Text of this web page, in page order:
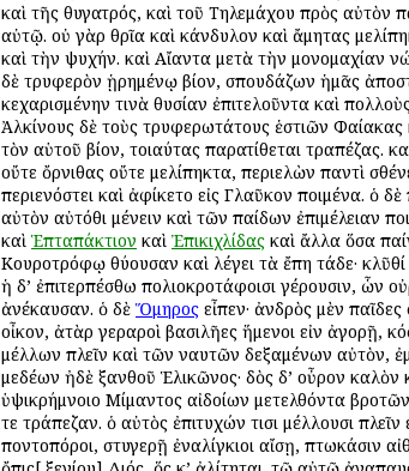
καὶ τῆς θυγατρός, καὶ τοῦ Τηλεμάχου πρὸς αὐτὸν
αὐτῷ. οὐ γὰρ θρῖα καὶ κάνδυλον καὶ ἄμητας
καὶ τὴν ψυχήν. καὶ Αἴαντα μετὰ τὴν μονομαχίαν
δὲ τρυφερὸν ᾑρημένῳ βίον, σπουδάζων ἡμᾶς
κεχαρισμένην τινὰ θυσίαν ἐπιτελοῦντα καὶ
Ἀλκίνους δὲ τοὺς τρυφερωτάτους ἑστιῶν Φαίακας
τὸν αὑτοῦ βίον, τοιαύτας παρατίθεται τραπέζας.
οὔτε ὄρνιθας οὔτε μελίπηκτα, περιελὼν παντὶ
περιενόστει καὶ ἀφίκετο εἰς Γλαῦκον ποιμένα. ὁ
αὐτὸν αὐτόθι μένειν καὶ τῶν παίδων ἐπιμέλειαν
καὶ Ἑπταπάκτιον καὶ Ἐπικιχλίδας καὶ ἄλλα ὅσα
Κουροτρόφῳ θύουσαν καὶ λέγει τὰ ἔπη τάδε·
ἡ δ’ ἐπιτερπέσθω πολιοκροτάφοισι γέρουσιν, ὧν
ἀνέκαυσαν. ὁ δὲ Ὅμηρος εἶπεν· ἀνδρὸς μὲν
οἶκον, ἀτὰρ γεραροὶ βασιλῆες ἥμενοι εἰν ἀγορῇ,
μέλλων πλεῖν καὶ τῶν ναυτῶν δεξαμένων αὐτὸν,
μεδέων ἠδὲ ξανθοῦ Ἑλικῶνος· δὸς δ’ οὖρον καλὸν
ὑψικρήμνοιο Μίμαντος αἰδοίων μετελθόντα
τε τράπεζαν. ὁ αὐτὸς ἐπιτυχών τισι μέλλουσι
ποντοπόροι, στυγερῇ ἐναλίγκιοι αἴσῃ, πτωκάσιν